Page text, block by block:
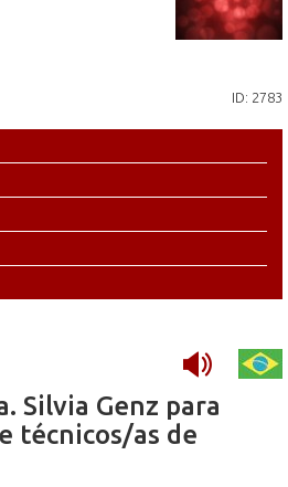
ID: 2783
Silvia Genz para
técnicos/as de